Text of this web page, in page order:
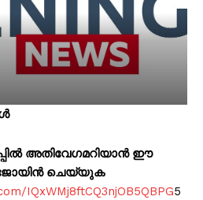
അതിവേഗമറിയാൻ ഈ
ജോയിൻ ചെയ്യുക
IQxWMj8ftCQ3njOB5QBPG5